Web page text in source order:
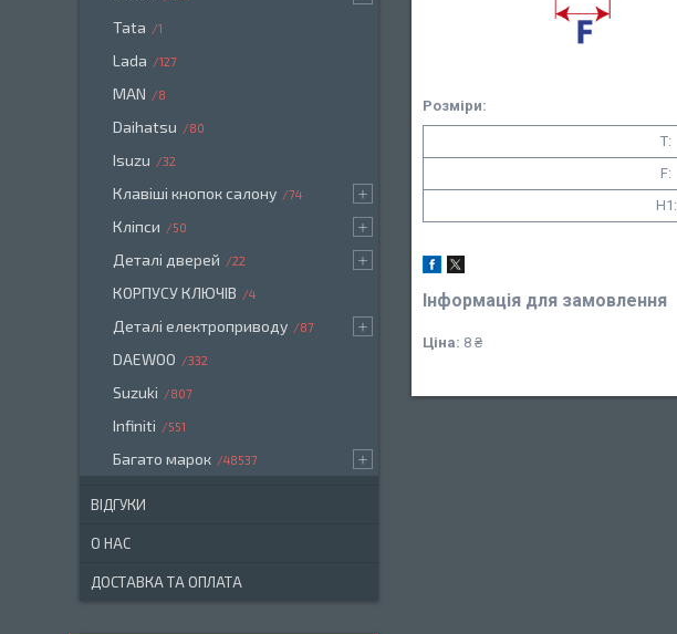
Розміри:
T:
F:
H1:
Інформація для замовлення
Ціна: 8 ₴
Tata 1
Lada 127
MAN 8
Daihatsu 80
Isuzu 32
Клавіші кнопок салону 74
Кліпси 50
Деталі дверей 22
КОРПУСУ КЛЮЧІВ 4
Деталі електроприводу 87
DAEWOO 332
Suzuki 807
Infiniti 551
Багато марок 48537
ВІДГУКИ
О НАС
ДОСТАВКА ТА ОПЛАТА